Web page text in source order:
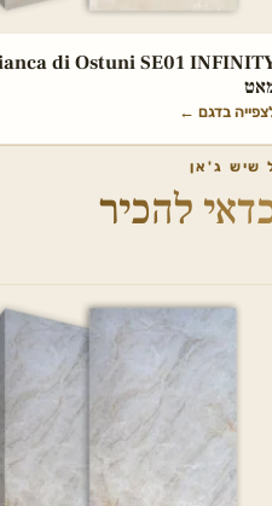
di Ostuni SE01
בדגם ←
שיש ג'אן
להכיר